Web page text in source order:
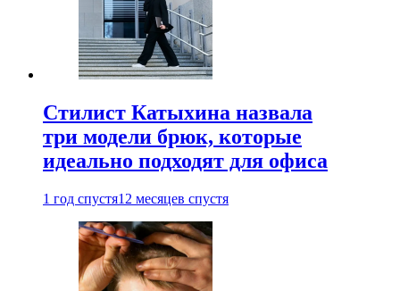
Стилист Катыхина назвала
три модели брюк, которые
идеально подходят для офиса
1 год спустя12 месяцев спустя